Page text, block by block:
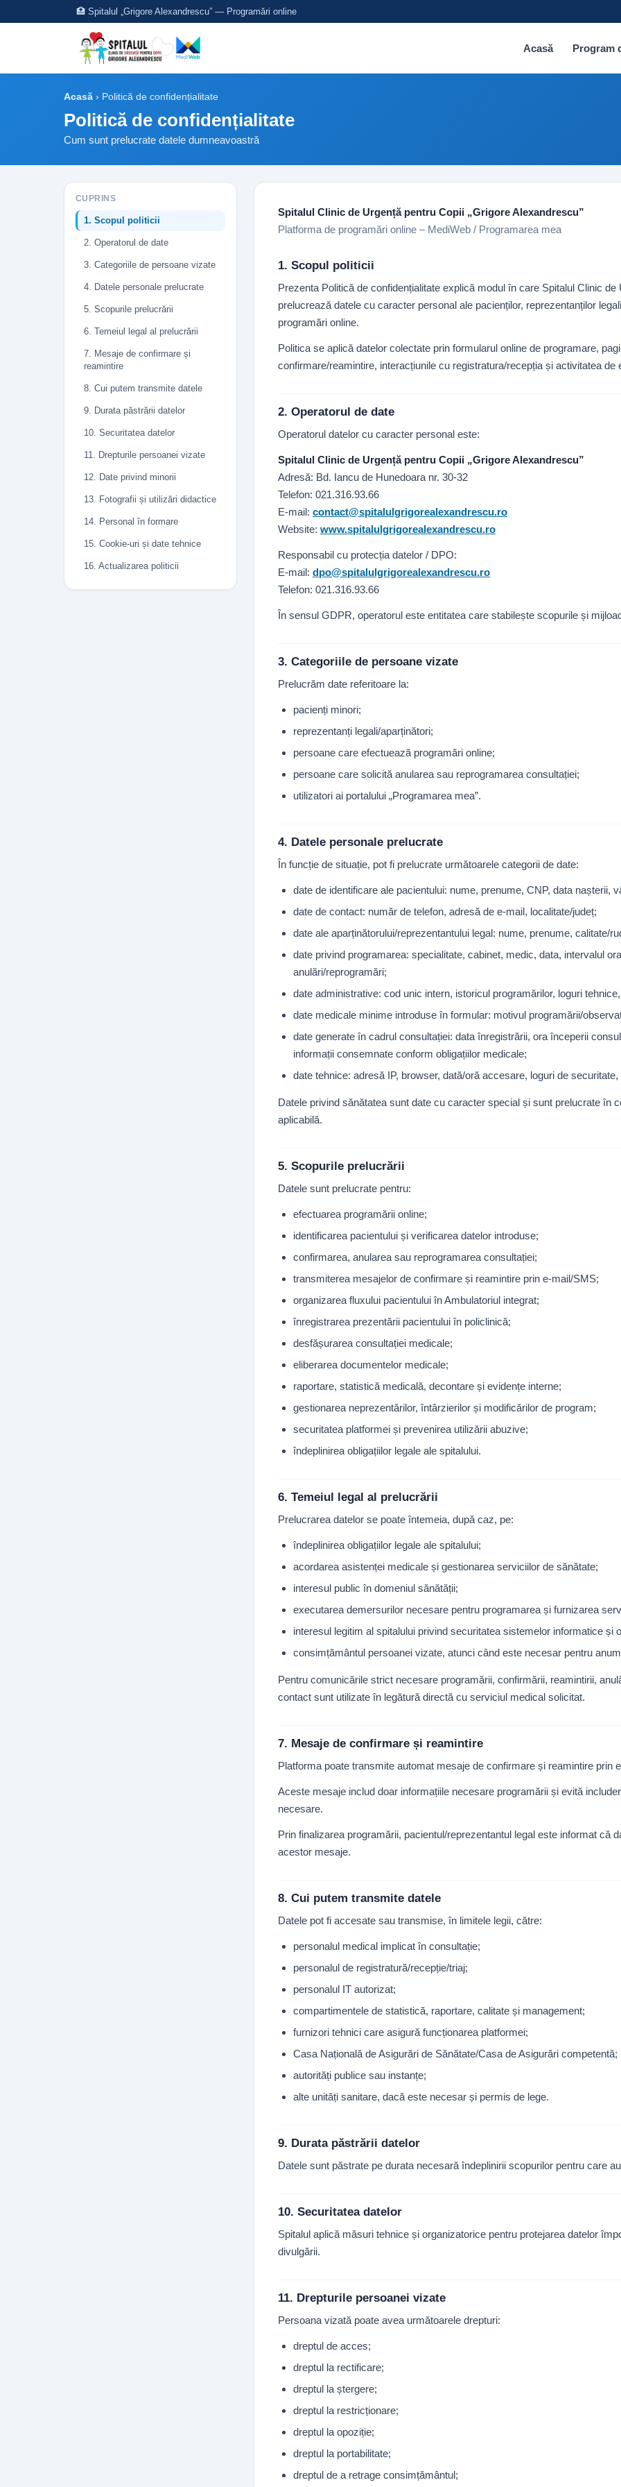
🏥 Spitalul „Grigore Alexandrescu” — Programări online
Acasă Program
Acasă › Politică de confidențialitate
Politică de confidențialitate
Cum sunt prelucrate datele dumneavoastră
CUPRINS
1. Scopul politicii
2. Operatorul de date
3. Categoriile de persoane vizate
4. Datele personale prelucrate
5. Scopurile prelucrării
6. Temeiul legal al prelucrării
7. Mesaje de confirmare și
reamintire
8. Cui putem transmite datele
9. Durata păstrării datelor
10. Securitatea datelor
11. Drepturile persoanei vizate
12. Date privind minorii
13. Fotografii și utilizări didactice
14. Personal în formare
15. Cookie-uri și date tehnice
16. Actualizarea politicii
Spitalul Clinic de Urgență pentru Copii „Grigore Alexandrescu”
Platforma de programări online – MediWeb / Programarea mea
1. Scopul politicii
Prezenta Politică de confidențialitate explică modul în care Spitalul Clinic de
prelucrează datele cu caracter personal ale pacienților, reprezentanților
programări online.
Politica se aplică datelor colectate prin formularul online de programare,
confirmare/reamintire, interacțiunile cu registratura/recepția și activitatea
2. Operatorul de date
Operatorul datelor cu caracter personal este:
Spitalul Clinic de Urgență pentru Copii „Grigore Alexandrescu”
Adresă: Bd. Iancu de Hunedoara nr. 30-32
Telefon: 021.316.93.66
E-mail: contact@spitalulgrigorealexandrescu.ro
Website: www.spitalulgrigorealexandrescu.ro
Responsabil cu protecția datelor / DPO:
E-mail: dpo@spitalulgrigorealexandrescu.ro
Telefon: 021.316.93.66
În sensul GDPR, operatorul este entitatea care stabilește scopurile și
3. Categoriile de persoane vizate
Prelucrăm date referitoare la:
pacienți minori;
reprezentanți legali/aparținători;
persoane care efectuează programări online;
persoane care solicită anularea sau reprogramarea consultației;
utilizatori ai portalului „Programarea mea”.
4. Datele personale prelucrate
În funcție de situație, pot fi prelucrate următoarele categorii de date:
date de identificare ale pacientului: nume, prenume, CNP, data nașterii,
date de contact: număr de telefon, adresă de e-mail, localitate/județ;
date ale aparținătorului/reprezentantului legal: nume, prenume, calitate/
date privind programarea: specialitate, cabinet, medic, data, intervalul
anulări/reprogramări;
date administrative: cod unic intern, istoricul programărilor, loguri
date medicale minime introduse în formular: motivul programării/
date generate în cadrul consultației: data înregistrării, ora începerii
informații consemnate conform obligațiilor medicale;
date tehnice: adresă IP, browser, dată/oră accesare, loguri de securitate,
Datele privind sănătatea sunt date cu caracter special și sunt prelucrate în
aplicabilă.
5. Scopurile prelucrării
Datele sunt prelucrate pentru:
efectuarea programării online;
identificarea pacientului și verificarea datelor introduse;
confirmarea, anularea sau reprogramarea consultației;
transmiterea mesajelor de confirmare și reamintire prin e-mail/SMS;
organizarea fluxului pacientului în Ambulatoriul integrat;
înregistrarea prezentării pacientului în policlinică;
desfășurarea consultației medicale;
eliberarea documentelor medicale;
raportare, statistică medicală, decontare și evidențe interne;
gestionarea neprezentărilor, întârzierilor și modificărilor de program;
securitatea platformei și prevenirea utilizării abuzive;
îndeplinirea obligațiilor legale ale spitalului.
6. Temeiul legal al prelucrării
Prelucrarea datelor se poate întemeia, după caz, pe:
îndeplinirea obligațiilor legale ale spitalului;
acordarea asistenței medicale și gestionarea serviciilor de sănătate;
interesul public în domeniul sănătății;
executarea demersurilor necesare pentru programarea și furnizarea
interesul legitim al spitalului privind securitatea sistemelor informatice și
consimțământul persoanei vizate, atunci când este necesar pentru
Pentru comunicările strict necesare programării, confirmării, reamintirii,
contact sunt utilizate în legătură directă cu serviciul medical solicitat.
7. Mesaje de confirmare și reamintire
Platforma poate transmite automat mesaje de confirmare și reamintire prin
Aceste mesaje includ doar informațiile necesare programării și evită
necesare.
Prin finalizarea programării, pacientul/reprezentantul legal este informat că
acestor mesaje.
8. Cui putem transmite datele
Datele pot fi accesate sau transmise, în limitele legii, către:
personalul medical implicat în consultație;
personalul de registratură/recepție/triaj;
personalul IT autorizat;
compartimentele de statistică, raportare, calitate și management;
furnizori tehnici care asigură funcționarea platformei;
Casa Națională de Asigurări de Sănătate/Casa de Asigurări competentă;
autorități publice sau instanțe;
alte unități sanitare, dacă este necesar și permis de lege.
9. Durata păstrării datelor
Datele sunt păstrate pe durata necesară îndeplinirii scopurilor pentru care
10. Securitatea datelor
Spitalul aplică măsuri tehnice și organizatorice pentru protejarea datelor
divulgării.
11. Drepturile persoanei vizate
Persoana vizată poate avea următoarele drepturi:
dreptul de acces;
dreptul la rectificare;
dreptul la ștergere;
dreptul la restricționare;
dreptul la opoziție;
dreptul la portabilitate;
dreptul de a retrage consimțământul;